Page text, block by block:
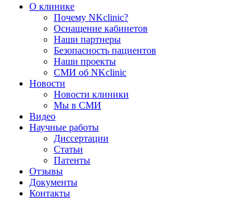
О клинике
Почему NKclinic?
Оснащение кабинетов
Наши партнеры
Безопасность пациентов
Наши проекты
СМИ об NKclinic
Новости
Новости клиники
Мы в СМИ
Видео
Научные работы
Диссертации
Статьи
Патенты
Отзывы
Документы
Контакты